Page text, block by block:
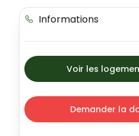
d'Oise
Installée au cœur de la
bénéficie d'un
proximité de nombreux
écoles, des parcs, des
des commerces, et
transport.
Informations
Voir les
Demander la